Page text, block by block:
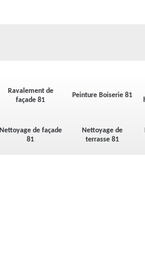
Ravalement de
façade 81
Peinture Boiserie 81
Nettoyage de façade
81
Nettoyage de
terrasse 81